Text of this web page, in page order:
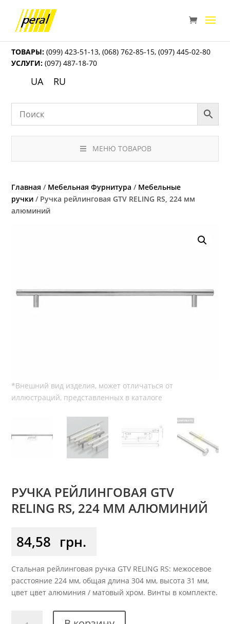
ТОВАРЫ: (099) 423-51-13,(068) 762-85-15,(097) 445-02-80
УСЛУГИ: (097) 487-18-70
UA RU
МЕНЮ ТОВАРОВ
Главная / Мебельная Фурнитура / Мебельные
ручки / Ручка рейлинговая GTV RELING RS, 224 мм
алюминий
РУЧКА РЕЙЛИНГОВАЯ GTV
RELING RS, 224 ММ АЛЮМИНИЙ
84,58 грн.
Стальная рейлинговая ручка GTV RELING RS: межосевое
расстояние 224 мм, общая длина 304 мм, высота 31 мм,
цвет цвет алюминия / матовый хром. Винты в комплекте.